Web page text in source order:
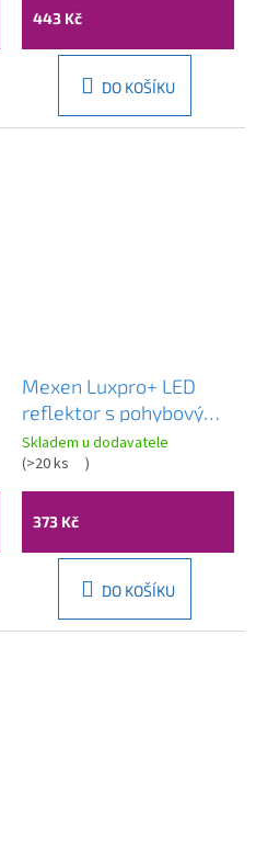
20
443 Kč
DO KOŠÍKU
Mexen Luxpro+ LED
reflektor s pohybovým
senzorem, 50W,
studená - 6500K, 5500
lm, bílá - L236-050-65-
20
Skladem u dodavatele
(>20 ks )
373 Kč
DO KOŠÍKU